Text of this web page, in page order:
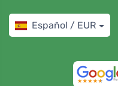
Español / EUR